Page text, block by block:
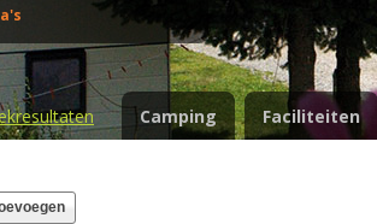
Camping Faciliteiten